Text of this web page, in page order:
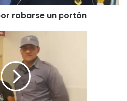
robarse un portón